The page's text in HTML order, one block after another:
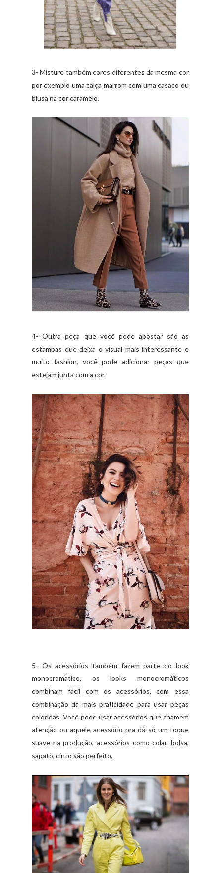
3- Misture também cores diferentes da mesma cor
por exemplo uma calça marrom com uma casaco ou
blusa na cor caramelo.
4- Outra peça que você pode apostar são as
estampas que deixa o visual mais interessante e
muito fashion, você pode adicionar peças que
estejam junta com a cor.
5- Os acessórios também fazem parte do look
monocromático, os looks monocromáticos
combinam fácil com os acessórios, com essa
combinação dá mais praticidade para usar peças
coloridas. Você pode usar acessórios que chamem
atenção ou aquele acessório pra dá só um toque
suave na produção, acessórios como colar, bolsa,
sapato, cinto são perfeito.